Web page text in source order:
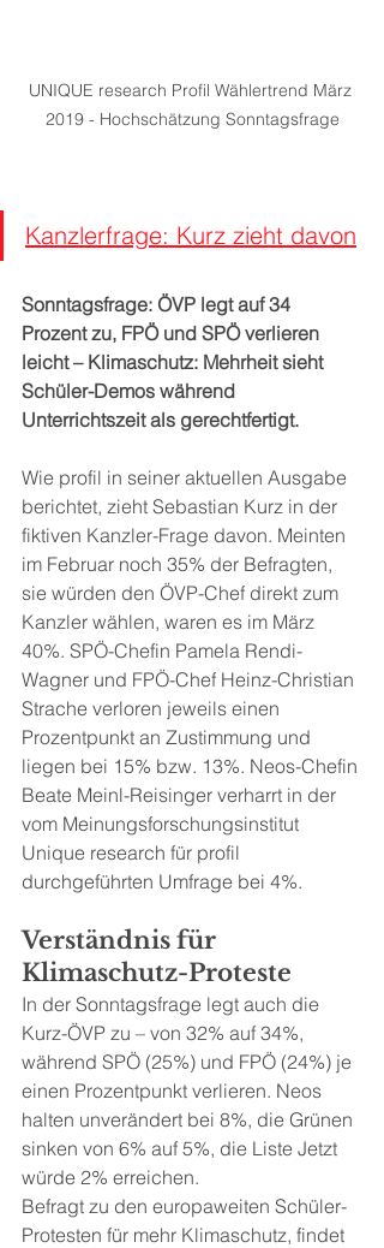
UNIQUE research Profil Wählertrend März
2019 - Hochschätzung Sonntagsfrage
Kanzlerfrage: Kurz zieht davon
Sonntagsfrage: ÖVP legt auf 34
Prozent zu, FPÖ und SPÖ verlieren
leicht – Klimaschutz: Mehrheit sieht
Schüler-Demos während
Unterrichtszeit als gerechtfertigt.
Wie profil in seiner aktuellen Ausgabe
berichtet, zieht Sebastian Kurz in der
fiktiven Kanzler-Frage davon. Meinten
im Februar noch 35% der Befragten,
sie würden den ÖVP-Chef direkt zum
Kanzler wählen, waren es im März
40%. SPÖ-Chefin Pamela Rendi-
Wagner und FPÖ-Chef Heinz-Christian
Strache verloren jeweils einen
Prozentpunkt an Zustimmung und
liegen bei 15% bzw. 13%. Neos-Chefin
Beate Meinl-Reisinger verharrt in der
vom Meinungsforschungsinstitut
Unique research für profil
durchgeführten Umfrage bei 4%.
Verständnis für
Klimaschutz-Proteste
In der Sonntagsfrage legt auch die
Kurz-ÖVP zu – von 32% auf 34%,
während SPÖ (25%) und FPÖ (24%) je
einen Prozentpunkt verlieren. Neos
halten unverändert bei 8%, die Grünen
sinken von 6% auf 5%, die Liste Jetzt
würde 2% erreichen.
Befragt zu den europaweiten Schüler-
Protesten für mehr Klimaschutz, findet